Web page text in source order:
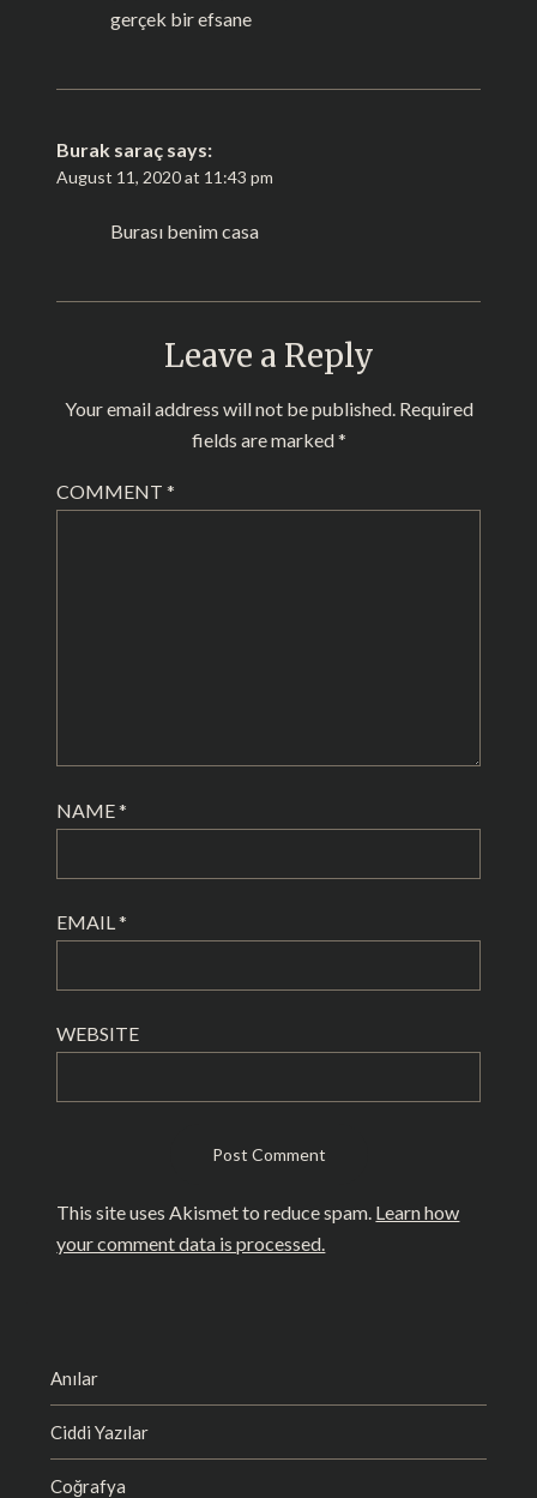
gerçek bir efsane
Burak saraç says:
August 11, 2020 at 11:43 pm
Burası benim casa
Leave a Reply
Your email address will not be published. Required
fields are marked*
COMMENT*
NAME*
EMAIL*
WEBSITE
This site uses Akismet to reduce spam. Learn how
your comment data is processed.
Anılar
Ciddi Yazılar
Coğrafya